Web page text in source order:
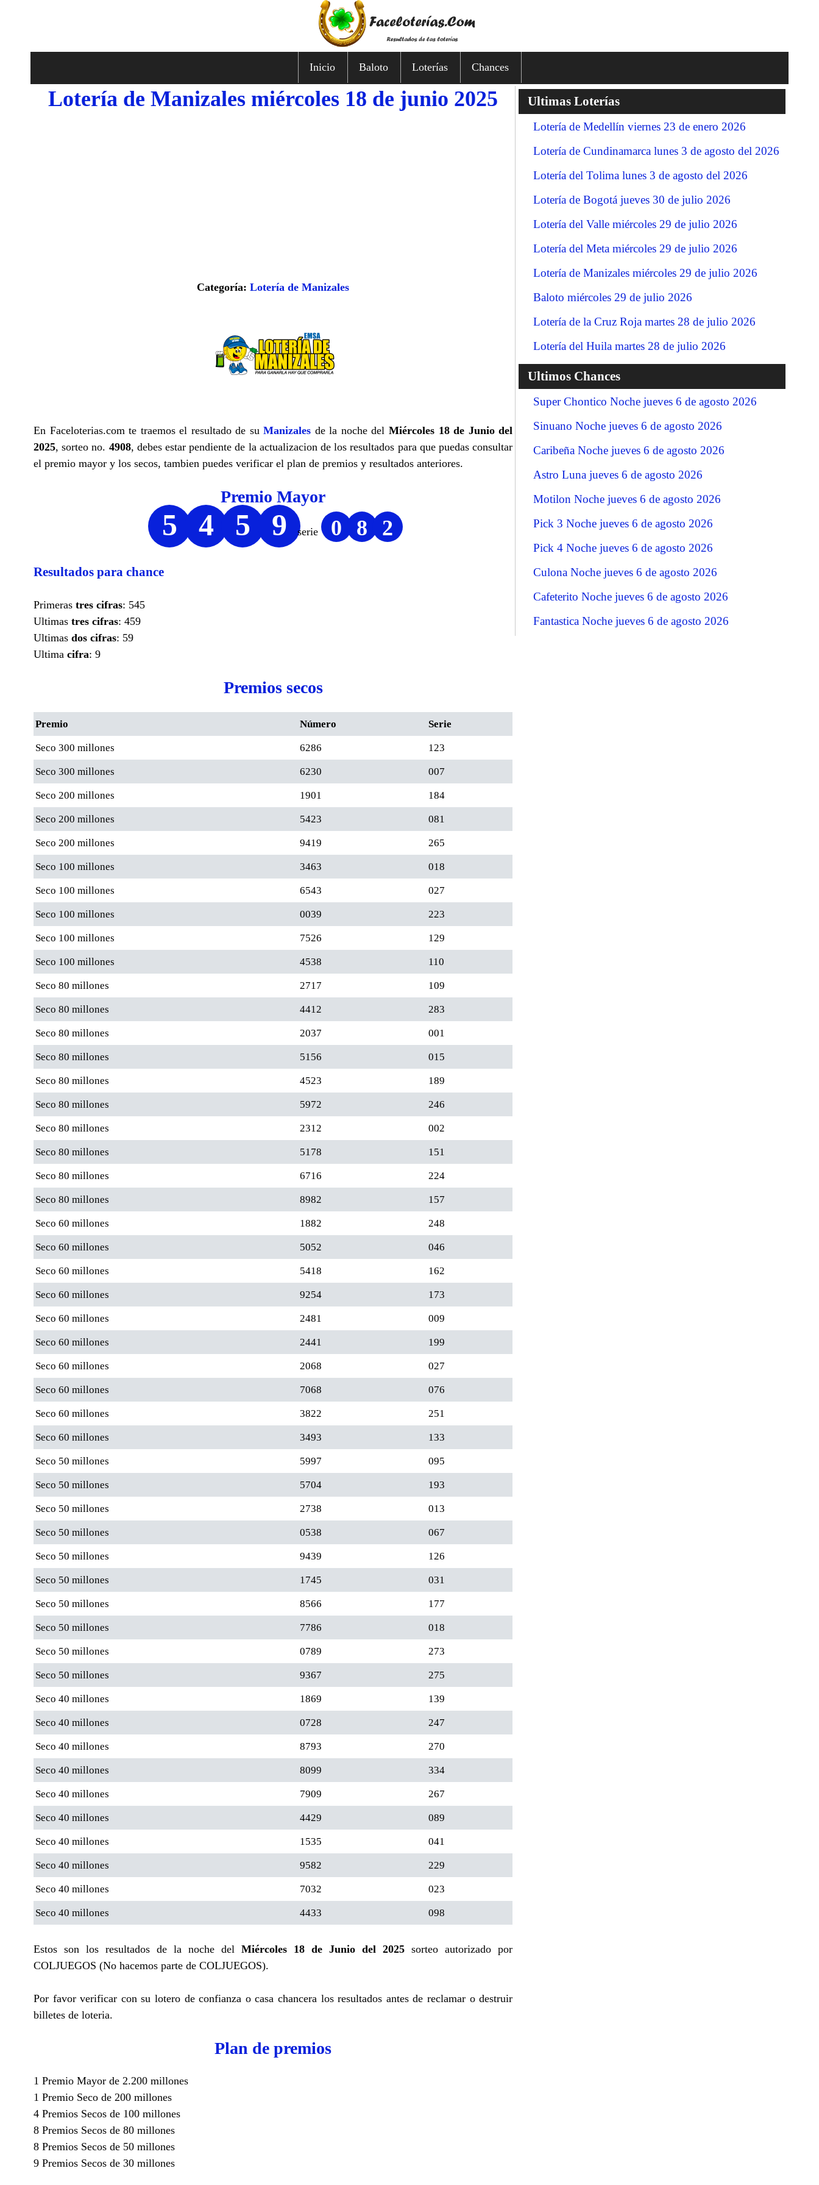
Inicio Baloto Loterías Chances
Lotería de Manizales miércoles 18 de junio 2025
Categoría:Lotería de Manizales
En Faceloterias.com te traemos el resultado de suManizales de la noche delMiércoles 18 de Junio del
2025, sorteo no. 4908, debes estar pendiente de la actualizacion de los resultados para que puedas consultar
el premio mayor y los secos, tambien puedes verificar el plan de premios y resultados anteriores.
Premio Mayor
5 4 5 9 serie 0 8 2
Resultados para chance
Primeras tres cifras: 545
Ultimas tres cifras: 459
Ultimas dos cifras: 59
Ultima cifra: 9
Premios secos
Premio Número Serie
Seco 300 millones 6286 123
Seco 300 millones 6230 007
Seco 200 millones 1901 184
Seco 200 millones 5423 081
Seco 200 millones 9419 265
Seco 100 millones 3463 018
Seco 100 millones 6543 027
Seco 100 millones 0039 223
Seco 100 millones 7526 129
Seco 100 millones 4538 110
Seco 80 millones 2717 109
Seco 80 millones 4412 283
Seco 80 millones 2037 001
Seco 80 millones 5156 015
Seco 80 millones 4523 189
Seco 80 millones 5972 246
Seco 80 millones 2312 002
Seco 80 millones 5178 151
Seco 80 millones 6716 224
Seco 80 millones 8982 157
Seco 60 millones 1882 248
Seco 60 millones 5052 046
Seco 60 millones 5418 162
Seco 60 millones 9254 173
Seco 60 millones 2481 009
Seco 60 millones 2441 199
Seco 60 millones 2068 027
Seco 60 millones 7068 076
Seco 60 millones 3822 251
Seco 60 millones 3493 133
Seco 50 millones 5997 095
Seco 50 millones 5704 193
Seco 50 millones 2738 013
Seco 50 millones 0538 067
Seco 50 millones 9439 126
Seco 50 millones 1745 031
Seco 50 millones 8566 177
Seco 50 millones 7786 018
Seco 50 millones 0789 273
Seco 50 millones 9367 275
Seco 40 millones 1869 139
Seco 40 millones 0728 247
Seco 40 millones 8793 270
Seco 40 millones 8099 334
Seco 40 millones 7909 267
Seco 40 millones 4429 089
Seco 40 millones 1535 041
Seco 40 millones 9582 229
Seco 40 millones 7032 023
Seco 40 millones 4433 098
Estos son los resultados de la noche delMiércoles 18 de Junio del 2025 sorteo autorizado por
COLJUEGOS (No hacemos parte de COLJUEGOS).
Por favor verificar con su lotero de confianza o casa chancera los resultados antes de reclamar o destruir
billetes de loteria.
Plan de premios
1 Premio Mayor de 2.200 millones
1 Premio Seco de 200 millones
4 Premios Secos de 100 millones
8 Premios Secos de 80 millones
8 Premios Secos de 50 millones
9 Premios Secos de 30 millones
Ultimas Loterías
Lotería de Medellín viernes 23 de enero 2026
Lotería de Cundinamarca lunes 3 de agosto del 2026
Lotería del Tolima lunes 3 de agosto del 2026
Lotería de Bogotá jueves 30 de julio 2026
Lotería del Valle miércoles 29 de julio 2026
Lotería del Meta miércoles 29 de julio 2026
Lotería de Manizales miércoles 29 de julio 2026
Baloto miércoles 29 de julio 2026
Lotería de la Cruz Roja martes 28 de julio 2026
Lotería del Huila martes 28 de julio 2026
Ultimos Chances
Super Chontico Noche jueves 6 de agosto 2026
Sinuano Noche jueves 6 de agosto 2026
Caribeña Noche jueves 6 de agosto 2026
Astro Luna jueves 6 de agosto 2026
Motilon Noche jueves 6 de agosto 2026
Pick 3 Noche jueves 6 de agosto 2026
Pick 4 Noche jueves 6 de agosto 2026
Culona Noche jueves 6 de agosto 2026
Cafeterito Noche jueves 6 de agosto 2026
Fantastica Noche jueves 6 de agosto 2026